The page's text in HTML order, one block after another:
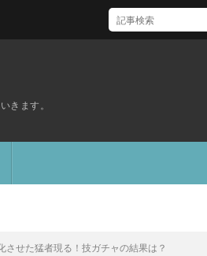
きます。
させた猛者現る！技ガチャの結果は？